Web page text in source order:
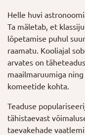
Helle huvi
Ta mäletab, et
lõpetamise puhul
raamatu. Kooliajal
arvates on
maailmaruumiga
komeetide kohta.
Teaduse
tähistaevast
taevakehade